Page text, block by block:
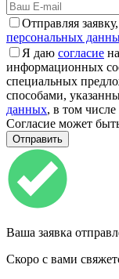
Отправляя
персональных
Я даю согласие
информационных
специальных
способами,
данных, в том
Согласие может
Ваша заявка
Скоро с вами